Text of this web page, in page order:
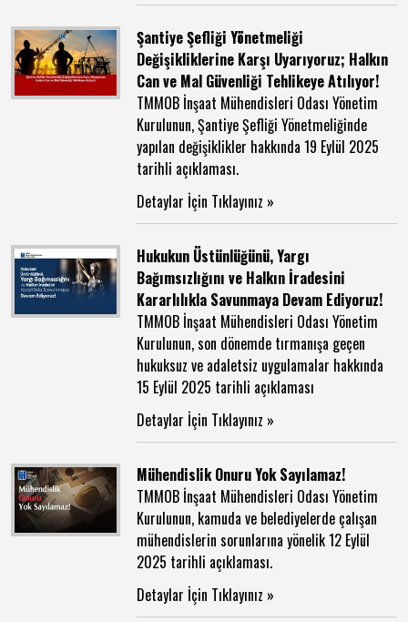
Şantiye Şefliği Yönetmeliği
Değişikliklerine Karşı Uyarıyoruz; Halkın
Can ve Mal Güvenliği Tehlikeye Atılıyor!
TMMOB İnşaat Mühendisleri Odası Yönetim
Kurulunun, Şantiye Şefliği Yönetmeliğinde
yapılan değişiklikler hakkında 19 Eylül 2025
tarihli açıklaması.
Detaylar İçin Tıklayınız »
Hukukun Üstünlüğünü, Yargı
Bağımsızlığını ve Halkın İradesini
Kararlılıkla Savunmaya Devam Ediyoruz!
TMMOB İnşaat Mühendisleri Odası Yönetim
Kurulunun, son dönemde tırmanışa geçen
hukuksuz ve adaletsiz uygulamalar hakkında
15 Eylül 2025 tarihli açıklaması
Detaylar İçin Tıklayınız »
Mühendislik Onuru Yok Sayılamaz!
TMMOB İnşaat Mühendisleri Odası Yönetim
Kurulunun, kamuda ve belediyelerde çalışan
mühendislerin sorunlarına yönelik 12 Eylül
2025 tarihli açıklaması.
Detaylar İçin Tıklayınız »